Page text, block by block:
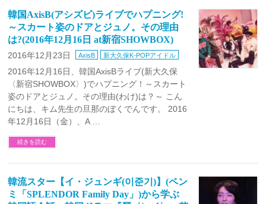
韓国AxisB(アシズビ)ライブでハプニング!
～スカート姿のドアとジュノ。その理由
は?(2016年12月16日 at新宿SHOWBOX)
2016年12月23日 AxisB 新大久保K-POPアイドル
2016年12月16日、韓国AxisBライブ(新大久保
〈新宿SHOWBOX〉)でハプニング！～スカート
姿のドアとジュノ。その理由(わけ)は？～ こん
にちは、キム先生の旦那のぼくでんです。 2016
年12月16日（金）、A …
続きを読む
韓流スター【イ・ジュンギ(이준기)】(ペン
ミ「SPLENDOR Family Day」)から学ぶ